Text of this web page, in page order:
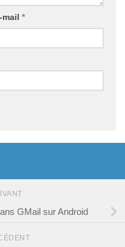
mail *
GMail sur Android